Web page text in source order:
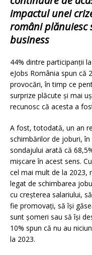
impactul unei
români plănuiesc
business
44% dintre participanții
eJobs România spun că
provocări, în timp ce
surprize plăcute și mai
recunosc că acesta a
A fost, totodată, un an
schimbărilor de joburi,
sondajului arată că
mișcare în acest sens.
cel mai mult de la 2023,
legat de schimbarea
cu creșterea salariului,
fie promovați, să își
sunt șomeri sau să își
10% spun că nu au
la 2023.